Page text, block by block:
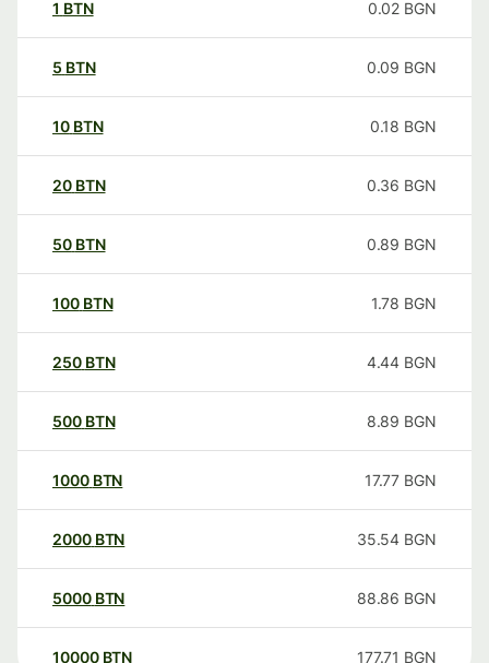
1 BTN 0.02 BGN
5 BTN 0.09 BGN
10 BTN 0.18 BGN
20 BTN 0.36 BGN
50 BTN 0.89 BGN
100 BTN 1.78 BGN
250 BTN 4.44 BGN
500 BTN 8.89 BGN
1000 BTN 17.77 BGN
2000 BTN 35.54 BGN
5000 BTN 88.86 BGN
10000 BTN 177.71 BGN